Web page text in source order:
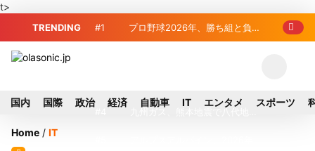
t>
TRENDING #1 プロ野球2026年、勝ち組と負け
国内 国際 政治 経済 自動車 IT エンタメ スポーツ
Home / IT